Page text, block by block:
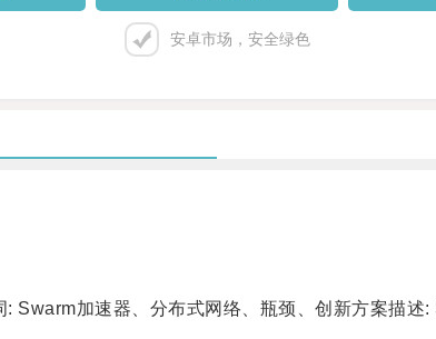
安卓市场，安全绿色
加速器、分布式网络、瓶颈、创新方案描述: